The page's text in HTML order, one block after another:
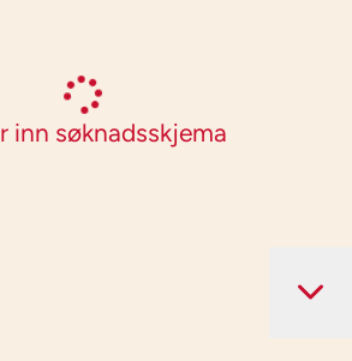
inn søknadsskjema